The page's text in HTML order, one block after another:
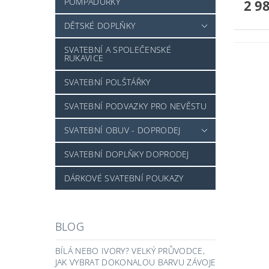
DĚTSKÉ DOPLŇKY
SVATEBNÍ A SPOLEČENSKÉ
RUKAVICE
SVATEBNÍ POLŠTÁŘKY
SVATEBNÍ PODVAZKY PRO NEVĚSTU
SVATEBNÍ OBUV - DOPRODEJ
SVATEBNÍ DOPLŇKY DOPRODEJ
DÁRKOVÉ SVATEBNÍ POUKAZY
BLOG
BÍLÁ NEBO IVORY? VELKÝ PRŮVODCE,
JAK VYBRAT DOKONALOU BARVU ZÁVOJE
2